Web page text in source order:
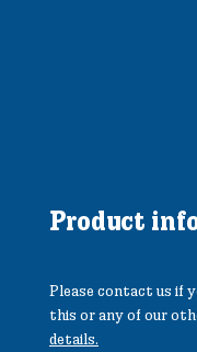
Product
Please contact us if
this or any of our
details.